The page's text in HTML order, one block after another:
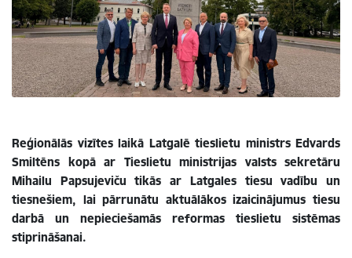
Reģionālās vizītes laikā Latgalē tieslietu ministrs Edvards
Smiltēns kopā ar Tieslietu ministrijas valsts sekretāru
Mihailu Papsujeviču tikās ar Latgales tiesu vadību un
tiesnešiem, lai pārrunātu aktuālākos izaicinājumus tiesu
darbā un nepieciešamās reformas tieslietu sistēmas
stiprināšanai.